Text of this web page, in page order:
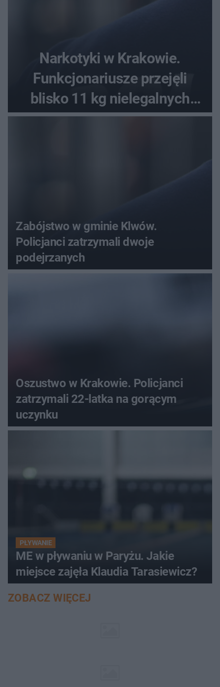
Narkotyki w Krakowie.
Funkcjonariusze przejęli
blisko 11 kg nielegalnych
substancji
Zabójstwo w gminie Klwów.
Policjanci zatrzymali dwoje
podejrzanych
Oszustwo w Krakowie. Policjanci
zatrzymali 22-latka na gorącym
uczynku
PŁYWANIE
ME w pływaniu w Paryżu. Jakie
miejsce zajęła Klaudia Tarasiewicz?
ZOBACZ WIĘCEJ